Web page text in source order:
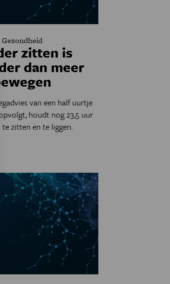
Gezondheid
zitten is
dan meer
van een half uurtje
houdt nog 23,5 uur
te zitten en te liggen.